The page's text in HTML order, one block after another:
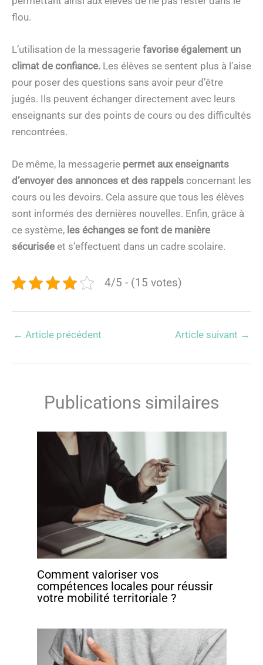
flou.
L’utilisation de la messagerie favorise également un
climat de confiance. Les élèves se sentent plus à l’aise
pour poser des questions sans avoir peur d’être
jugés. Ils peuvent échanger directement avec leurs
enseignants sur des points de cours ou des difficultés
rencontrées.
De même, la messagerie permet aux enseignants
d’envoyer des annonces et des rappels concernant les
cours ou les devoirs. Cela assure que tous les élèves
sont informés des dernières nouvelles. Enfin, grâce à
ce système, les échanges se font de manière
sécurisée et s’effectuent dans un cadre scolaire.
4/5 - (15 votes)
← Article précédent Article suivant →
Publications similaires
Comment valoriser vos
compétences locales pour réussir
votre mobilité territoriale ?